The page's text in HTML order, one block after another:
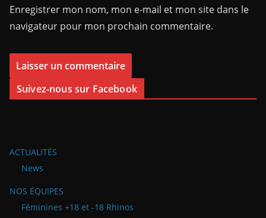
Enregistrer mon nom, mon e-mail et mon site dans le
navigateur pour mon prochain commentaire.
Suivez-nous sur Facebook
ACTUALITÉS
News
NOS ÉQUIPES
Féminines +18 et -18 Rhinos